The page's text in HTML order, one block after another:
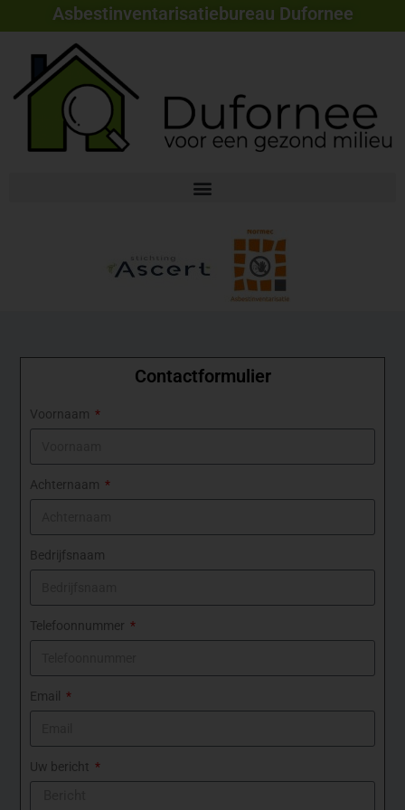
Asbestinventarisatiebureau Dufornee
Contactformulier
Voornaam
Achternaam
Bedrijfsnaam
Telefoonnummer
Email
Uw bericht